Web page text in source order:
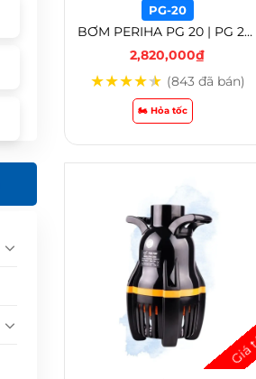
PG-20
BƠM PERIHA PG 20 | PG 25 | PG 35 | PG 40 | PG 50 | PG 60 SIÊU TIẾT KIỆM ĐIỆN BƠM TẠT TẠO LUỒNG CẤP LỌC NƯỚC 3 CHẾ ĐỘ – PG-20
2,820,000₫
★★★★★ (843 đã bán)
🏍️ Hỏa tốc